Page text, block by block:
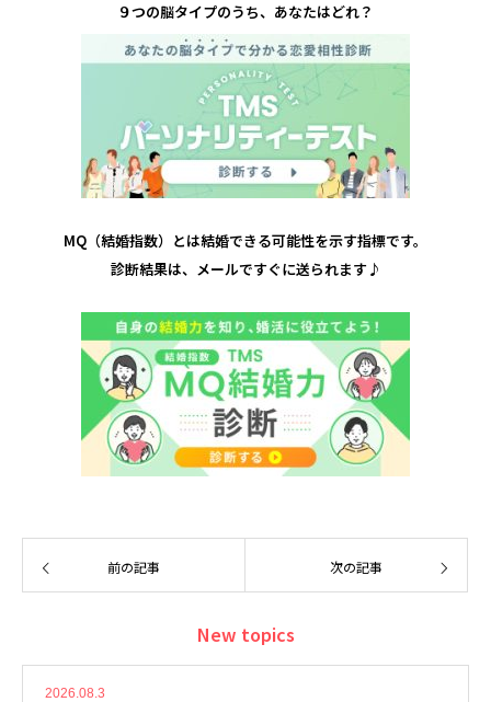
９つの脳タイプのうち、あなたはどれ？
MQ（結婚指数）とは結婚できる可能性を示す指標です。
診断結果は、メールですぐに送られます♪
前の記事 次の記事
New topics
2026.08.3